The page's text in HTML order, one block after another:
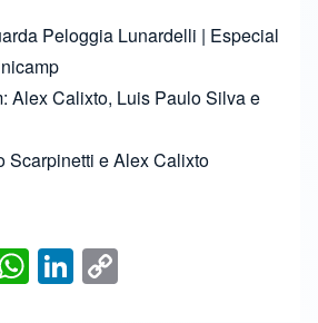
Peloggia Lunardelli | Especial
Alex Calixto, Luis Paulo Silva e
Scarpinetti e Alex Calixto
W
h
Li
n